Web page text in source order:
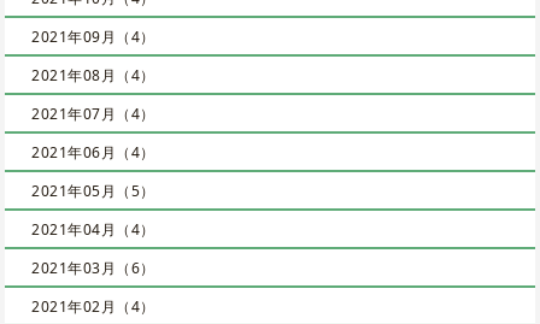
2021年09月（4）
2021年08月（4）
2021年07月（4）
2021年06月（4）
2021年05月（5）
2021年04月（4）
2021年03月（6）
2021年02月（4）